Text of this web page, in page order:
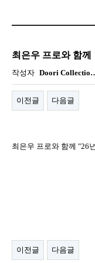
최은우 프로와 함께
작성자 Doori
이전글 다음글
최은우 프로와 함께 "26
이전글 다음글